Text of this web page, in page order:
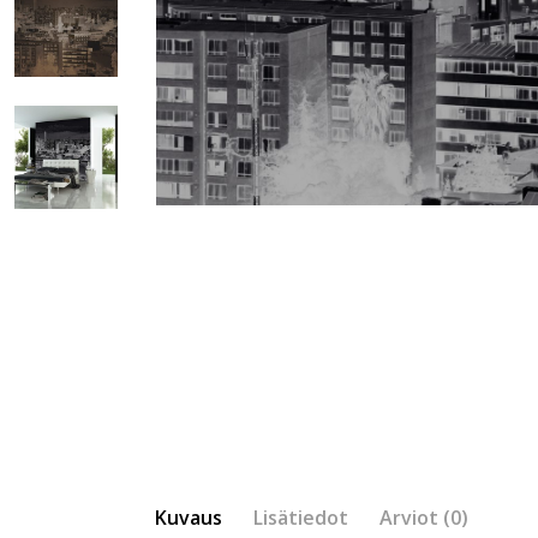
Kuvaus Lisätiedot Arviot (0)